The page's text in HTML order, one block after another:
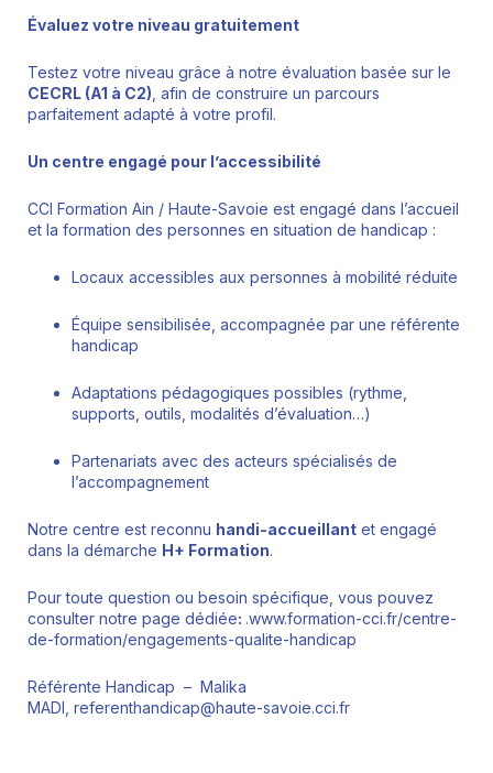
Évaluez votre niveau gratuitement
Testez votre niveau grâce à notre évaluation basée sur le
CECRL (A1 à C2) , afin de construire un parcours
parfaitement adapté à votre profil.
Un centre engagé pour l’accessibilité
CCI Formation Ain / Haute-Savoie est engagé dans l’accueil
et la formation des personnes en situation de handicap :
Locaux accessibles aux personnes à mobilité réduite
Équipe sensibilisée, accompagnée par une référente
handicap
Adaptations pédagogiques possibles (rythme,
supports, outils, modalités d’évaluation…)
Partenariats avec des acteurs spécialisés de
l’accompagnement
Notre centre est reconnu handi-accueillant et engagé
dans la démarche H+ Formation.
Pour toute question ou besoin spécifique, vous pouvez
consulter notre page dédiée: .www.formation-cci.fr/centre-
de-formation/engagements-qualite-handicap
Référente Handicap – Malika
MADI, referenthandicap@haute-savoie.cci.fr